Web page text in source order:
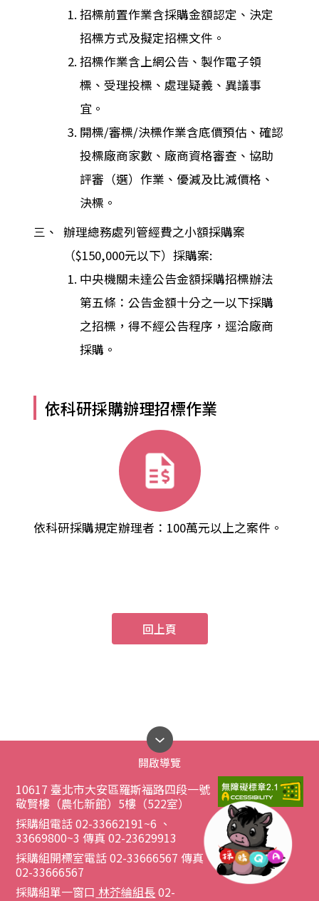
招標前置作業含採購金額認定、決定
招標方式及擬定招標文件。
招標作業含上網公告、製作電子領
標、受理投標、處理疑義、異議事
宜。
開標/審標/決標作業含底價預估、確認
投標廠商家數、廠商資格審查、協助
評審（選）作業、優減及比減價格、
決標。
三、
辦理總務處列管經費之小額採購案
（$150,000元以下）採購案:
中央機關未達公告金額採購招標辦法
第五條：公告金額十分之一以下採購
之招標，得不經公告程序，逕洽廠商
採購。
依科研採購辦理招標作業
依科研採購規定辦理者：100萬元以上之案件。
回上頁
開啟導覽
10617 臺北市大安區羅斯福路四段一號
敬賢樓（農化新館）5樓（522室）
採購組電話 02-33662191~6 、
33669800~3 傳真 02-23629913
採購組開標室電話 02-33666567 傳真
02-33666567
採購組單一窗口 林芥綸組長02-